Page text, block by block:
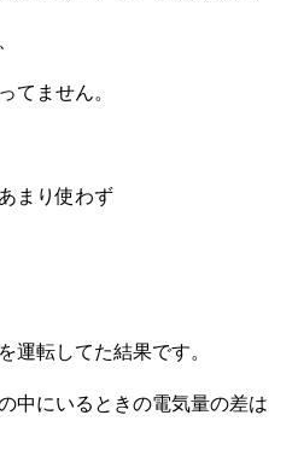
てません。
まり使わず
運転してた結果です。
中にいるときの電気量の差は